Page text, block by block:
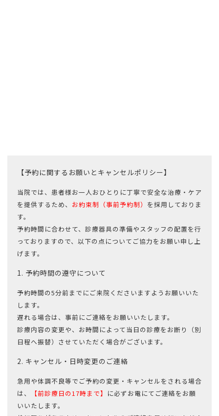
【予約に関するお願いとキャンセルポリシー】
当院では、患者様お一人おひとりに丁寧で安全な治療・ケア
を提供するため、 お約束制（事前予約制） を採用しておりま
す。
予約時間に合わせて、診療器具の準備やスタッフの配置を行
っておりますので、以下の点についてご協力をお願い申し上
げます。
1. 予約時間の遵守について
予約時間の5分前までにご来院くださいますようお願いいた
します。
遅れる場合は、事前にご連絡をお願いいたします。
診療内容の変更や、お時間によって当日の診療をお断り（別
日程へ振替）させていただく場合がございます。
2. キャンセル・日時変更のご連絡
急用や体調不良等でご予約の変更・キャンセルをされる場合
は、
【前診療日の17時まで】 に必ずお電にてご連絡をお願
いいたします。